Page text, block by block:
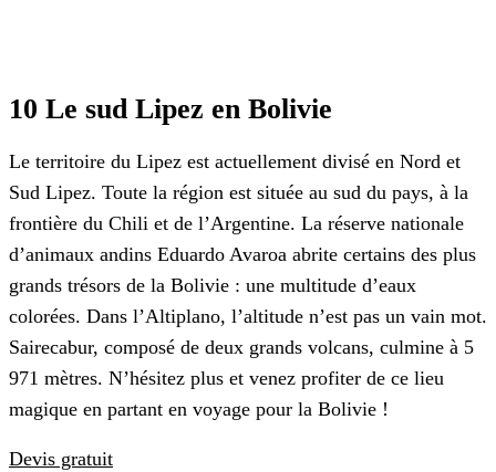
10 Le sud Lipez en Bolivie
Le territoire du Lipez est actuellement divisé en Nord et
Sud Lipez. Toute la région est située au sud du pays, à la
frontière du Chili et de l’Argentine. La réserve nationale
d’animaux andins Eduardo Avaroa abrite certains des plus
grands trésors de la Bolivie : une multitude d’eaux
colorées. Dans l’Altiplano, l’altitude n’est pas un vain mot.
Sairecabur, composé de deux grands volcans, culmine à 5
971 mètres. N’hésitez plus et venez profiter de ce lieu
magique en partant en voyage pour la Bolivie !
Devis gratuit